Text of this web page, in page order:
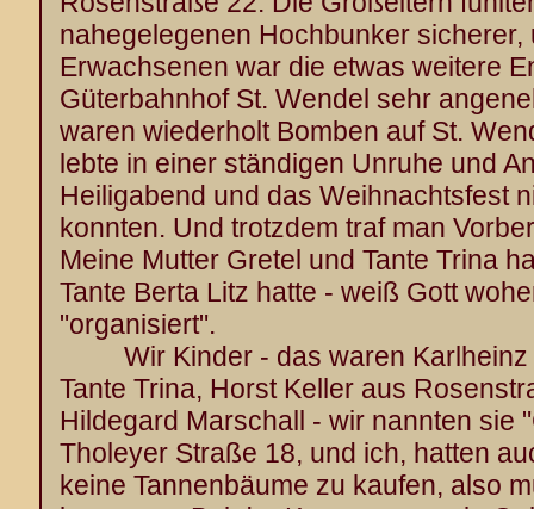
nahegelegenen Hochbunker
Erwachsenen war die etwas weitere
Güterbahnhof St. Wendel sehr
waren wiederholt Bomben auf St.
lebte in einer ständigen Unruhe und
Heiligabend und das Weihnachtsfest
konnten. Und trotzdem traf man
Meine Mutter Gretel und Tante Trina
Tante Berta Litz hatte - weiß Gott
"organisiert".
Wir Kinder - das waren Karlheinz
Tante Trina, Horst Keller aus
Hildegard Marschall - wir nannten sie
Tholeyer Straße 18, und ich, hatten
keine Tannenbäume zu kaufen, also